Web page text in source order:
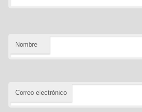
Nombre
Correo electrónico